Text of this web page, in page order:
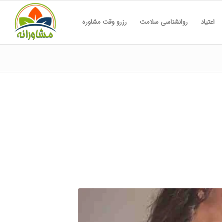
اعتیاد روانشناسی سلامت رزرو وقت مشاوره